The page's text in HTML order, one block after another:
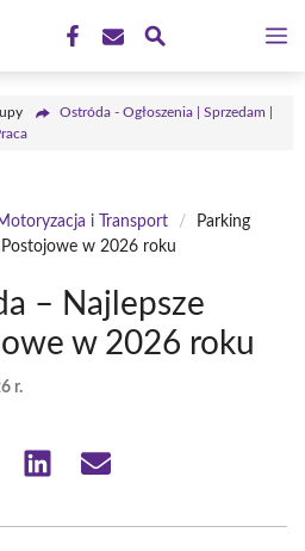
Ostróda - Ogłoszenia | Sprzedam |
i Transport /
Parking
w 2026 roku
– Najlepsze
w 2026 roku
r.
Share Share